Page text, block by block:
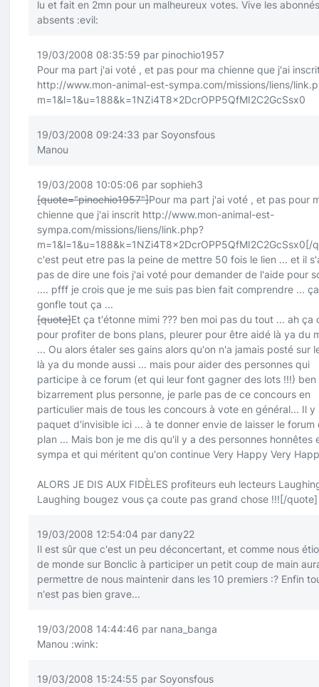
lu et fait en 2mn pour un malheureux votes. Vive les abonnés
absents :evil:
19/03/2008 08:35:59 par pinochio1957
Pour ma part j'ai voté , et pas pour ma chienne que j'ai
http://www.mon-animal-est-sympa.com/missions/liens/
m=1&l=1&u=188&k=1NZi4T8x2DcrOPP5QfMI2C2GcSsx0
19/03/2008 09:24:33 par Soyonsfous
Manou
19/03/2008 10:05:06 par sophieh3
[quote="pinochio1957"]Pour ma part j'ai voté , et pas pour
chienne que j'ai inscrit http://www.mon-animal-est-
sympa.com/missions/liens/link.php?
m=1&l=1&u=188&k=1NZi4T8x2DcrOPP5QfMI2C2GcSsx0[/
c'est peut etre pas la peine de mettre 50 fois le lien ... et il
pas de dire une fois j'ai voté pour demander de l'aide pour
.... pfff je crois que je me suis pas bien fait comprendre ...
gonfle tout ça ...
[quote]Et ça t'étonne mimi ??? ben moi pas du tout ... ah ça
pour profiter de bons plans, pleurer pour être aidé là ya du
... Ou alors étaler ses gains alors qu'on n'a jamais posté sur
là ya du monde aussi ... mais pour aider des personnes qui
participe à ce forum (et qui leur font gagner des lots !!!) ben
bizarrement plus personne, je parle pas de ce concours en
particulier mais de tous les concours à vote en général... Il y
paquet d'invisible ici ... à te donner envie de laisser le forum
plan ... Mais bon je me dis qu'il y a des personnes honnêtes
sympa et qui méritent qu'on continue Very Happy Very
ALORS JE DIS AUX FIDÈLES profiteurs euh lecteurs
Laughing bougez vous ça coute pas grand chose !!![/quote]
19/03/2008 12:54:04 par dany22
Il est sûr que c'est un peu déconcertant, et comme nous
de monde sur Bonclic à participer un petit coup de main
permettre de nous maintenir dans les 10 premiers :? Enfin
n'est pas bien grave...
19/03/2008 14:44:46 par nana_banga
Manou :wink:
19/03/2008 15:24:55 par Soyonsfous